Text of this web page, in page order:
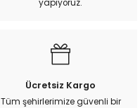
yapıyoruz.
Ücretsiz Kargo
Tüm şehirlerimize güvenli bir